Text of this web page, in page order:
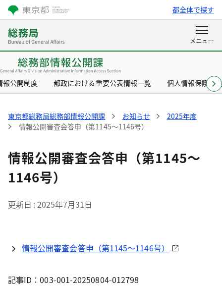
都全体で探す
報公開制度 都政における重要公表情報一覧 個人情報保護制
東京都総務局総務部情報公開課 お知らせ
2025年度
情報公開審査会答申（第1145～1146号）
情報公開審査会答申（第1145～
1146号）
更新日 2025年7月31日
情報公開審査会答申（第1145～1146号）
記事ID：003-001-20250804-012798